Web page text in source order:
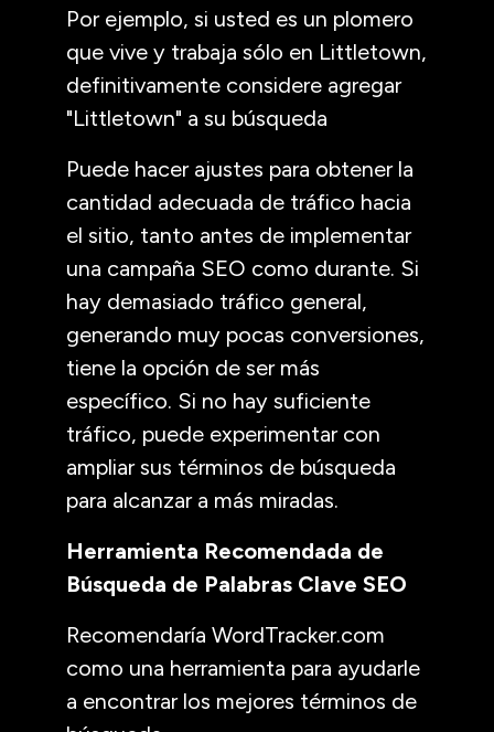
Por ejemplo, si usted es un plomero
que vive y trabaja sólo en Littletown,
definitivamente considere agregar
"Littletown" a su búsqueda
Puede hacer ajustes para obtener la
cantidad adecuada de tráfico hacia
el sitio, tanto antes de implementar
una campaña SEO como durante. Si
hay demasiado tráfico general,
generando muy pocas conversiones,
tiene la opción de ser más
específico. Si no hay suficiente
tráfico, puede experimentar con
ampliar sus términos de búsqueda
para alcanzar a más miradas.
Herramienta Recomendada de
Búsqueda de Palabras Clave SEO
Recomendaría WordTracker.com
como una herramienta para ayudarle
a encontrar los mejores términos de